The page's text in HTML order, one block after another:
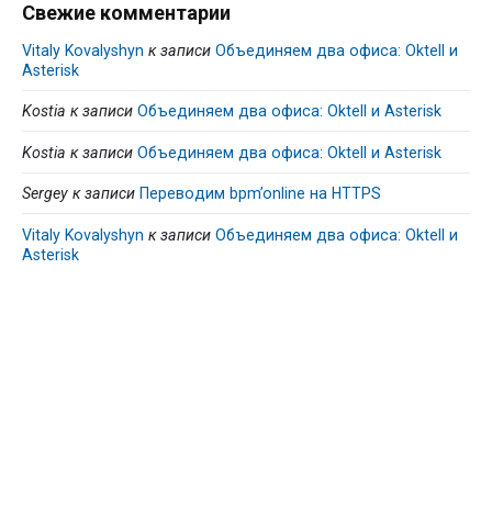
Свежие комментарии
Vitaly Kovalyshyn к записи Объединяем два офиса: Oktell и
Asterisk
Kostia к записи Объединяем два офиса: Oktell и Asterisk
Kostia к записи Объединяем два офиса: Oktell и Asterisk
Sergey к записи Переводим bpm’online на HTTPS
Vitaly Kovalyshyn к записи Объединяем два офиса: Oktell и
Asterisk